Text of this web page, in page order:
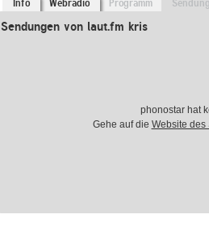
Info Webradio Programm
Sendungen von laut.fm kris
phonostar hat
Gehe auf die Website des